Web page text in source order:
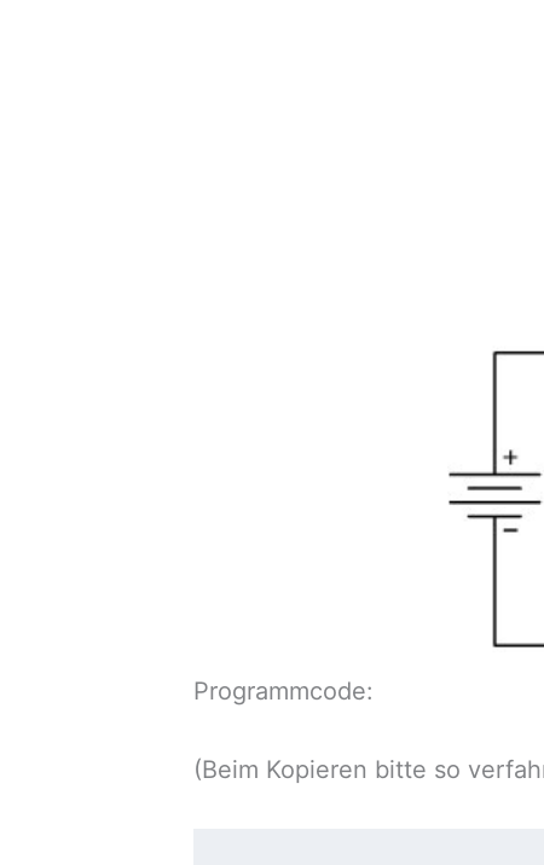
Programmcode:
(Beim Kopieren bitte so